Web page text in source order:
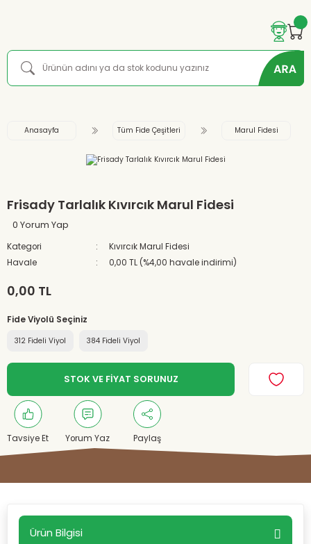
Anasayfa Tüm Fide Çeşitleri Marul Fidesi
Frisady Tarlalık Kıvırcık Marul Fidesi
0 Yorum Yap
Kategori
Kıvırcık Marul Fidesi
Havale
0,00 TL (%4,00 havale indirimi)
0,00 TL
Fide Viyolü Seçiniz
312 Fideli Viyol 384 Fideli Viyol
STOK VE FİYAT SORUNUZ
Tavsiye Et Yorum Yaz Paylaş
Ürün Bilgisi